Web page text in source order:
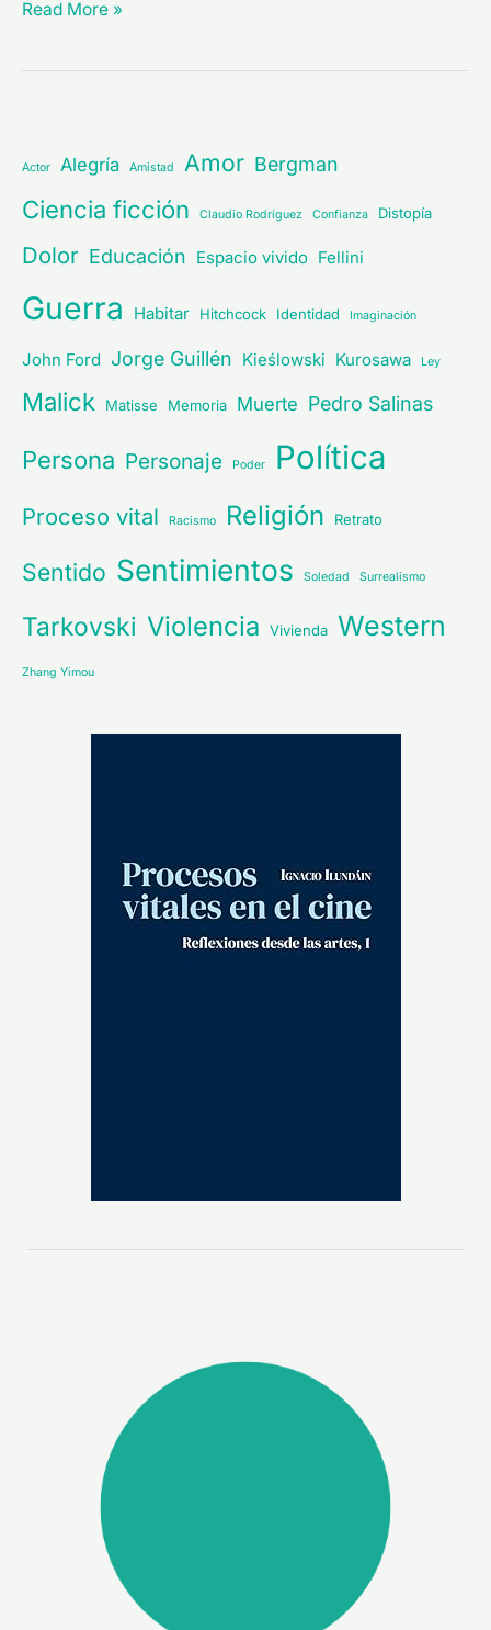
Read More »
Actor Alegría Amistad Amor Bergman
Ciencia ficción Claudio Rodríguez Confianza Distopía
Dolor Educación Espacio vivido Fellini
Guerra Habitar Hitchcock Identidad Imaginación
John Ford Jorge Guillén Kieślowski Kurosawa Ley
Malick Matisse Memoria Muerte Pedro Salinas
Persona Personaje Poder Política
Proceso vital Racismo Religión Retrato
Sentido Sentimientos Soledad Surrealismo
Tarkovski Violencia Vivienda Western
Zhang Yimou